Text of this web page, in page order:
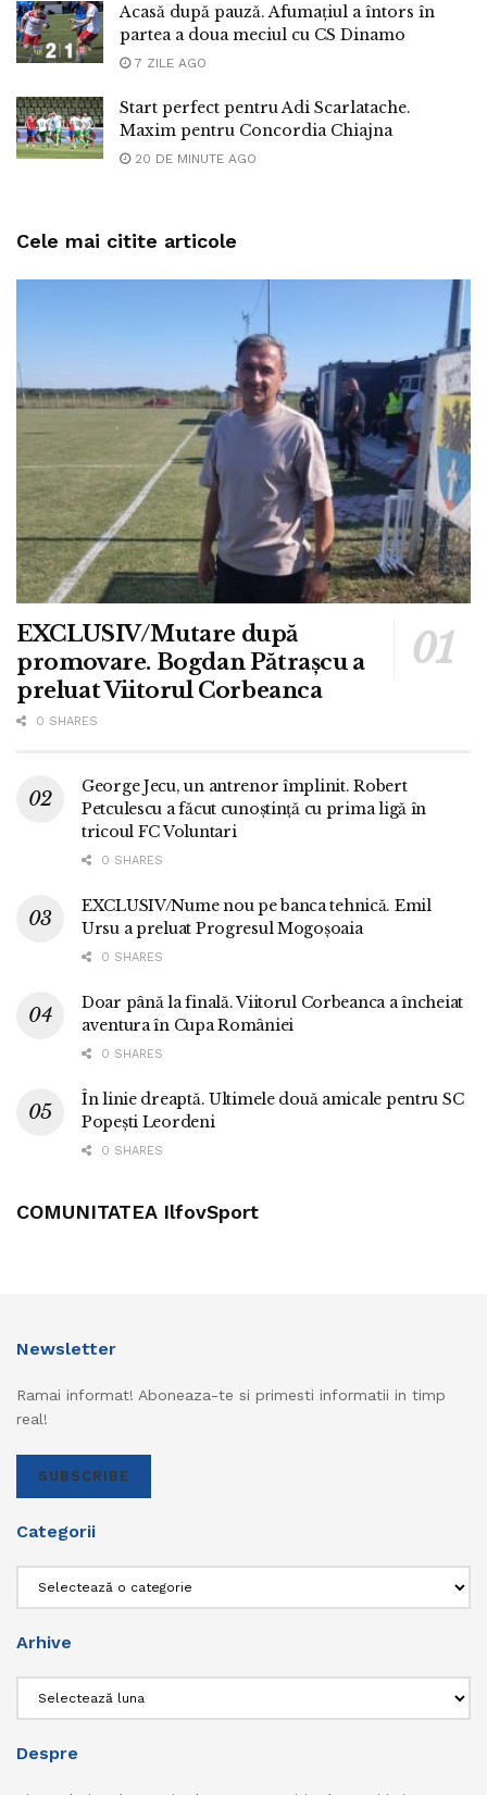
Acasă după pauză. Afumațiul a întors în
partea a doua meciul cu CS Dinamo
7 ZILE AGO
Start perfect pentru Adi Scarlatache.
Maxim pentru Concordia Chiajna
20 DE MINUTE AGO
Cele mai citite articole
EXCLUSIV/Mutare după
promovare. Bogdan Pătrașcu a
preluat Viitorul Corbeanca
0 SHARES
George Jecu, un antrenor împlinit. Robert
Petculescu a făcut cunoștință cu prima ligă în
tricoul FC Voluntari
0 SHARES
EXCLUSIV/Nume nou pe banca tehnică. Emil
Ursu a preluat Progresul Mogoșoaia
0 SHARES
Doar până la finală. Viitorul Corbeanca a încheiat
aventura în Cupa României
0 SHARES
În linie dreaptă. Ultimele două amicale pentru SC
Popești Leordeni
0 SHARES
COMUNITATEA IlfovSport
Newsletter
Ramai informat! Aboneaza-te si primesti informatii in timp
real!
SUBSCRIBE
Categorii
Arhive
Despre